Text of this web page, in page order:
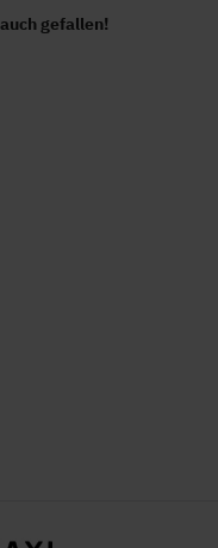
gefallen!